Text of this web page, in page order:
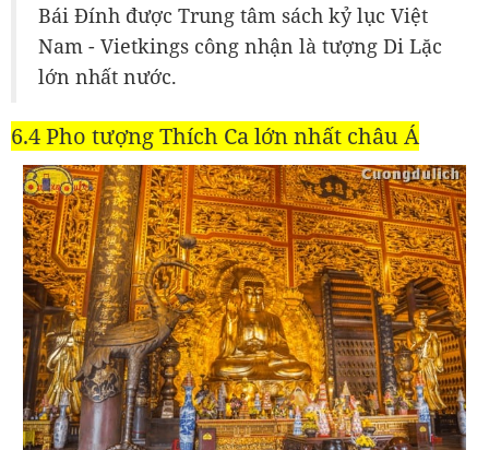
Bái Đính được Trung tâm sách kỷ lục Việt
Nam - Vietkings công nhận là tượng Di Lặc
lớn nhất nước.
6.4 Pho tượng Thích Ca lớn nhất châu Á